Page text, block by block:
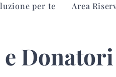
per te Area
Donatori